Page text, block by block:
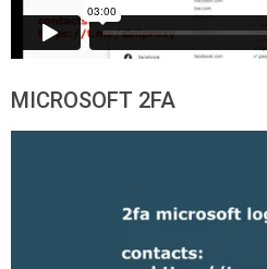
MICROSOFT 2FA